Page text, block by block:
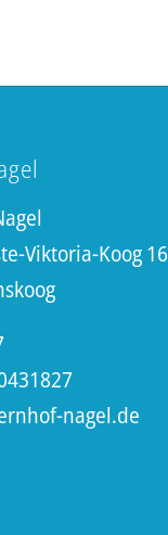
Viktoria-Koog 16
nagel.de